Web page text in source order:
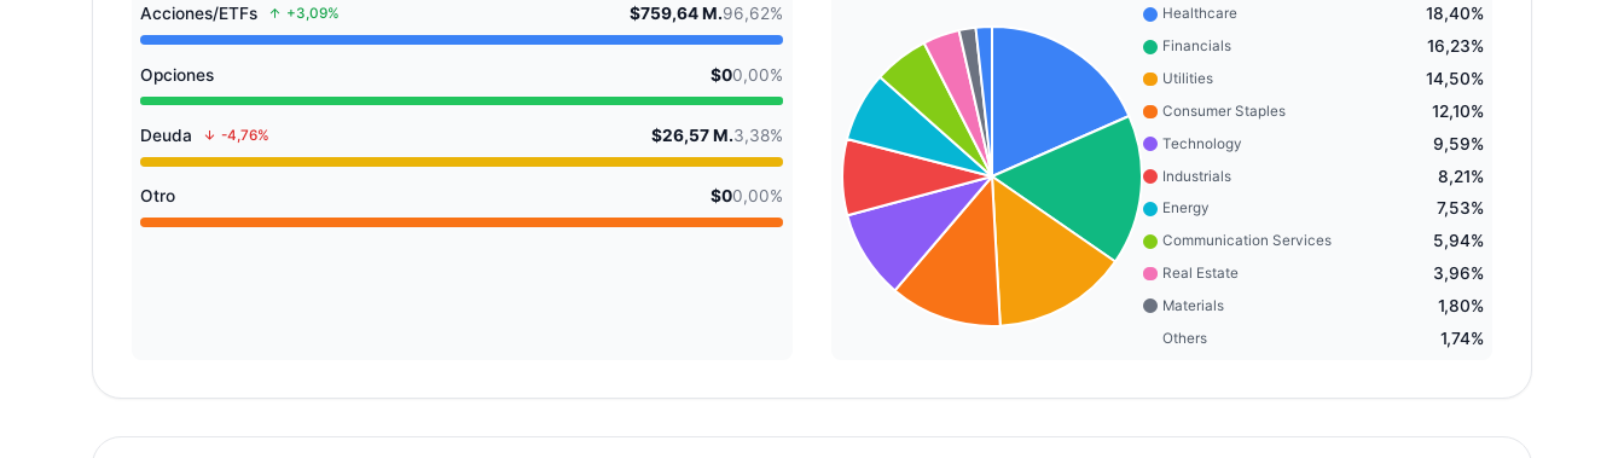
Acciones/ETFs +3,09% $759,64 M.96,62%
Opciones $00,00%
Deuda -4,76% $26,57 M.3,38%
Otro $00,00%
Healthcare 18,40%
Financials 16,23%
Utilities 14,50%
Consumer Staples 12,10%
Technology 9,59%
Industrials 8,21%
Energy 7,53%
Communication Services 5,94%
Real Estate 3,96%
Materials 1,80%
Others 1,74%